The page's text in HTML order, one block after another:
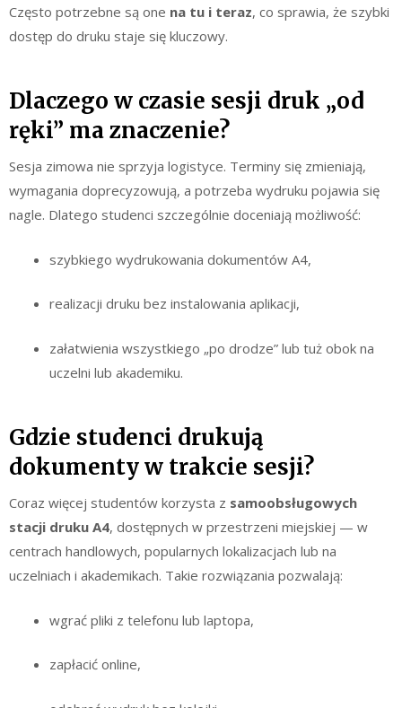
Często potrzebne są one na tu i teraz, co sprawia, że szybki
dostęp do druku staje się kluczowy.
Dlaczego w czasie sesji druk „od
ręki” ma znaczenie?
Sesja zimowa nie sprzyja logistyce. Terminy się zmieniają,
wymagania doprecyzowują, a potrzeba wydruku pojawia się
nagle. Dlatego studenci szczególnie doceniają możliwość:
szybkiego wydrukowania dokumentów A4,
realizacji druku bez instalowania aplikacji,
załatwienia wszystkiego „po drodze” lub tuż obok na
uczelni lub akademiku.
Gdzie studenci drukują
dokumenty w trakcie sesji?
Coraz więcej studentów korzysta z samoobsługowych
stacji druku A4, dostępnych w przestrzeni miejskiej — w
centrach handlowych, popularnych lokalizacjach lub na
uczelniach i akademikach. Takie rozwiązania pozwalają:
wgrać pliki z telefonu lub laptopa,
zapłacić online,